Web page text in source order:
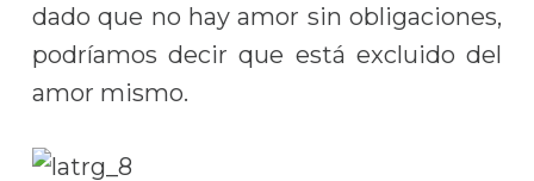
dado que no hay amor sin obligaciones,
podríamos decir que está excluido del
amor mismo.